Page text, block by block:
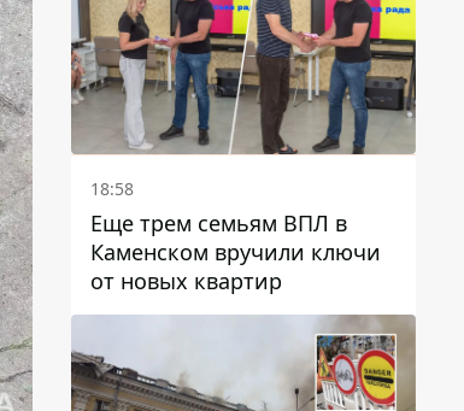
18:58
Еще трем семьям ВПЛ в
Каменском вручили ключи
от новых квартир